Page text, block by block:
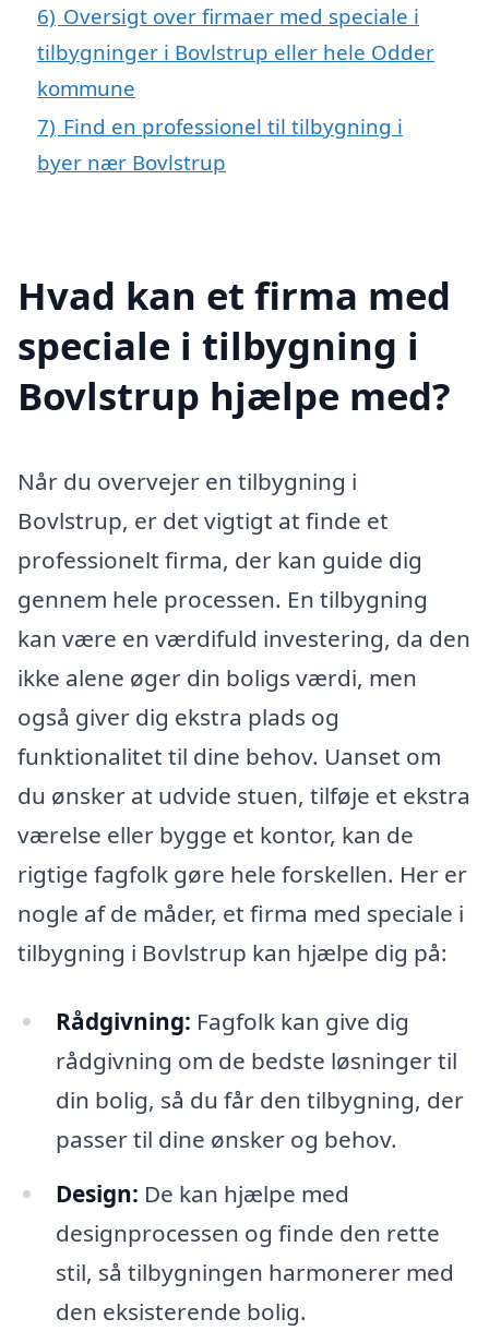
6) Oversigt over firmaer med speciale i
tilbygninger i Bovlstrup eller hele Odder
kommune
7) Find en professionel til tilbygning i
byer nær Bovlstrup
Hvad kan et firma med
speciale i tilbygning i
Bovlstrup hjælpe med?
Når du overvejer en tilbygning i
Bovlstrup, er det vigtigt at finde et
professionelt firma, der kan guide dig
gennem hele processen. En tilbygning
kan være en værdifuld investering, da den
ikke alene øger din boligs værdi, men
også giver dig ekstra plads og
funktionalitet til dine behov. Uanset om
du ønsker at udvide stuen, tilføje et ekstra
værelse eller bygge et kontor, kan de
rigtige fagfolk gøre hele forskellen. Her er
nogle af de måder, et firma med speciale i
tilbygning i Bovlstrup kan hjælpe dig på:
Rådgivning: Fagfolk kan give dig
rådgivning om de bedste løsninger til
din bolig, så du får den tilbygning, der
passer til dine ønsker og behov.
Design: De kan hjælpe med
designprocessen og finde den rette
stil, så tilbygningen harmonerer med
den eksisterende bolig.